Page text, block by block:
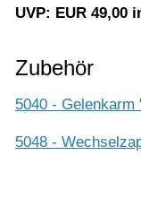
UVP: EUR 49,00
Zubehör
5040 - Gelenkarm
5048 -